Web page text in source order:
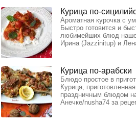
Курица по-
Ароматная курочка с
Быстро готовится и
любимейших блюд
Ирина (Jazzinitup) и
Курица по-арабски
Блюдо простое в
Курица,
праздничным блюдом
Анечке/nusha74 за